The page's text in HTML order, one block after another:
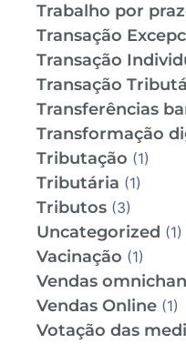
Trabalho por
Transação
Transação
Transação
Transferências
Transformação
Tributação (1)
Tributária (1)
Tributos (3)
Uncategorized (1)
Vacinação (1)
Vendas
Vendas Online (1)
Votação das